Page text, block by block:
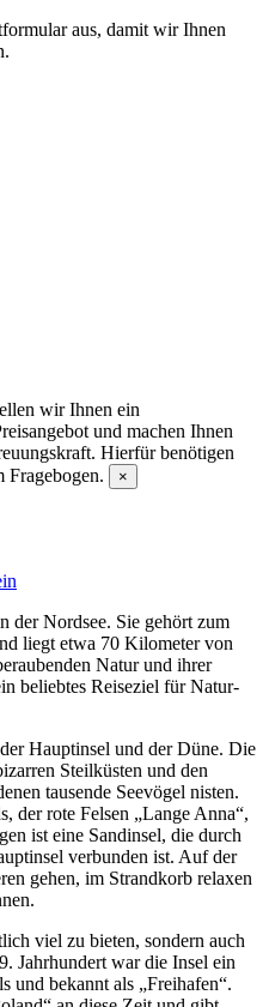
aus, damit wir Ihnen
wir Ihnen ein
und machen Ihnen
Hierfür benötigen
Fragebogen.
×
der Nordsee. Sie gehört zum
liegt etwa 70 Kilometer von
Natur und ihrer
beliebtes Reiseziel für Natur-
Hauptinsel und der Düne. Die
Steilküsten und den
tausende Seevögel nisten.
der rote Felsen „Lange Anna“,
ist eine Sandinsel, die durch
verbunden ist. Auf der
gehen, im Strandkorb relaxen
viel zu bieten, sondern auch
Jahrhundert war die Insel ein
und bekannt als „Freihafen“.